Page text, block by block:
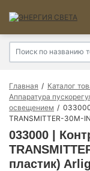
Главная Каталог
Аппаратура
освещением
TRANSMITTER-30M-
033000 |
пластик)